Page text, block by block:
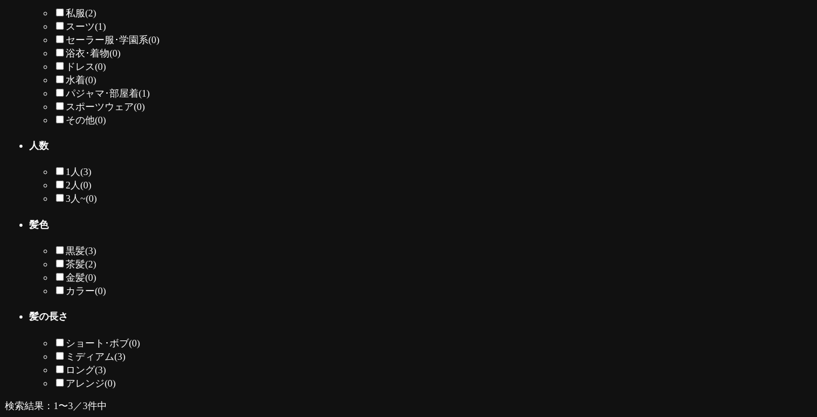
私服(2)
スーツ(1)
セーラー服･学園系(0)
浴衣･着物(0)
ドレス(0)
水着(0)
パジャマ･部屋着(1)
スポーツウェア(0)
その他(0)
人数
1人(3)
2人(0)
3人~(0)
髪色
黒髪(3)
茶髪(2)
金髪(0)
カラー(0)
髪の長さ
ショート･ボブ(0)
ミディアム(3)
ロング(3)
アレンジ(0)
検索結果：1〜3／3件中